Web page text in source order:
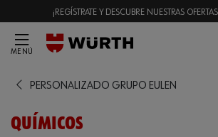
¡REGÍSTRATE Y DESCUBRE NUESTRAS
MENÚ
PERSONALIZADO GRUPO EULEN
QUÍMICOS